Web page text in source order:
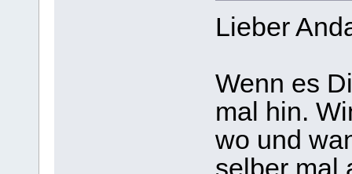
Lieber
Wenn es
mal hin.
wo und